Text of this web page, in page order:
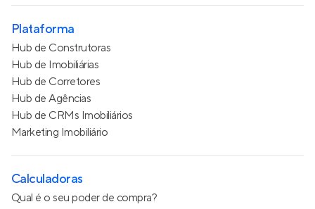
Plataforma
Hub de Construtoras
Hub de Imobiliárias
Hub de Corretores
Hub de Agências
Hub de CRMs Imobiliários
Marketing Imobiliário
Calculadoras
Qual é o seu poder de compra?